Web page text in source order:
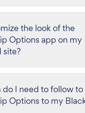
the look of the
Options app on my
site?
do I need to follow to
Options to my